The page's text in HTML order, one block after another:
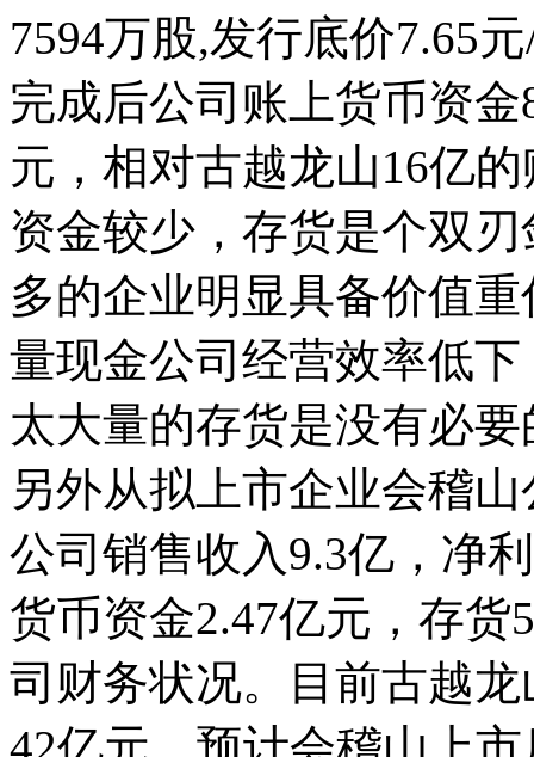
7594万股,发行底价7.65
完成后公司账上货币资
元，相对古越龙山16亿
资金较少，存货是个双
多的企业明显具备价值
量现金公司经营效率低
太大量的存货是没有必要
另外从拟上市企业会稽
公司销售收入9.3亿，净
货币资金2.47亿元，存货
司财务状况。目前古越
42亿元，预计会稽山上